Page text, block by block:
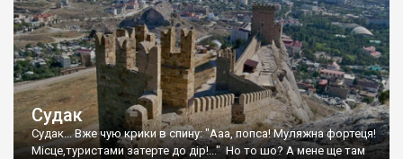
Судак
Судак... Вже чую крики в спину: "Ааа, попса! Муляжна фортеця!
Місце,туристами затерте до дір!..." Но то шо? А мене ще там